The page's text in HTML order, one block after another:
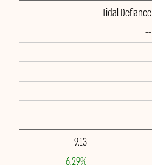
Tidal Defiance
--
9.13
6.29%